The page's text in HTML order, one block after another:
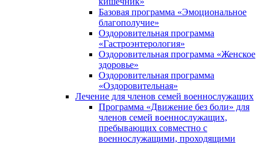
Базовая программа «Эмоциональное
благополучие»
Оздоровительная программа
«Гастроэнтерология»
Оздоровительная программа «Женское
здоровье»
Оздоровительная программа
«Оздоровительная»
Лечение для членов семей военнослужащих
Программа «Движение без боли» для
членов семей военнослужащих,
пребывающих совместно с
военнослужащими, проходящими